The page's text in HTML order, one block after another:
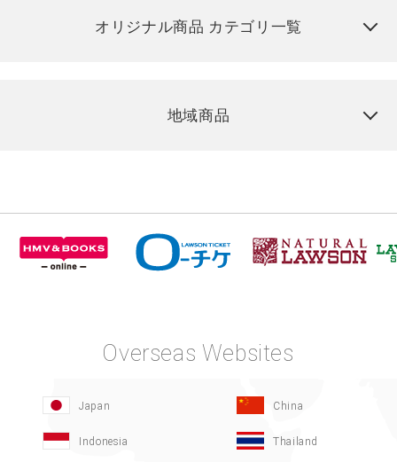
オリジナル商品 カテゴリ一覧
地域商品
Overseas Websites
Japan China
Indonesia Thailand